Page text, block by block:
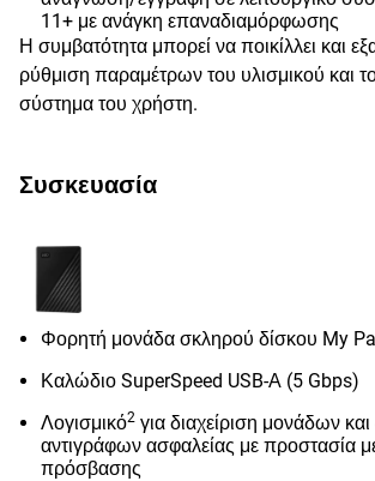
11+ με ανάγκη επαναδιαμόρφωσης
Η συμβατότητα μπορεί να ποικίλλει και
ρύθμιση παραμέτρων του υλισμικού και
σύστημα του χρήστη.
Συσκευασία
Φορητή μονάδα σκληρού δίσκου My
Καλώδιο SuperSpeed USB-Α (5 Gbps)
Λογισμικό2 για διαχείριση μονάδων
αντιγράφων ασφαλείας με προστασία
πρόσβασης